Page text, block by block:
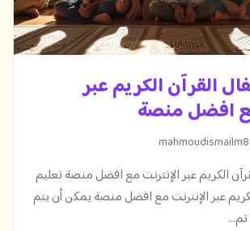
القرآن الكريم عبر
افضل منصة
الكريم عبر الإنترنت مع افضل منصة تعليم
عبر الإنترنت مع افضل منصة يمكن أن يتم
تم…